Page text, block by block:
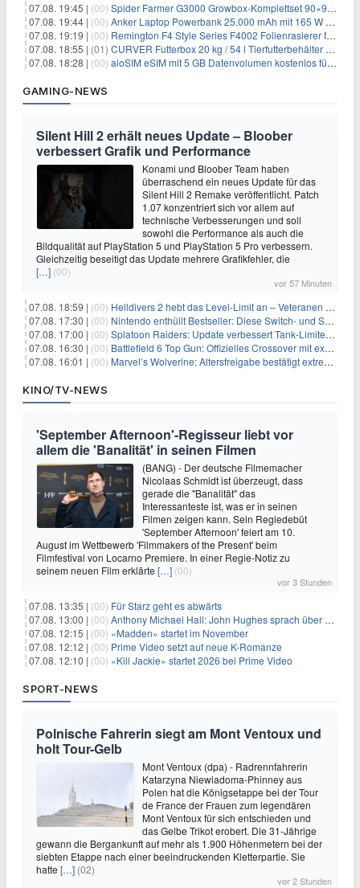
07.08. 19:45 | (00) Spider Farmer G3000 Growbox-Komplettset 90×90×180 cm für 379,99€
07.08. 19:44 | (00) Anker Laptop Powerbank 25.000 mAh mit 165 W refurbished für 58,39€
07.08. 19:19 | (00) Remington F4 Style Series F4002 Folienrasierer für 18,99€
07.08. 18:55 | (01) CURVER Futterbox 20 kg / 54 l Tierfutterbehälter mit Rollen für 19,99€
07.08. 18:28 | (00) aloSIM eSIM mit 5 GB Datenvolumen kostenlos für Windscribe-Pro-Nutzer
GAMING-NEWS
Silent Hill 2 erhält neues Update – Bloober
verbessert Grafik und Performance
Konami und Bloober Team haben
überraschend ein neues Update für das
Silent Hill 2 Remake veröffentlicht. Patch
1.07 konzentriert sich vor allem auf
technische Verbesserungen und soll
sowohl die Performance als auch die
Bildqualität auf PlayStation 5 und PlayStation 5 Pro verbessern.
Gleichzeitig beseitigt das Update mehrere Grafikfehler, die
[…] (00)
vor 57 Minuten
07.08. 18:59 | (00) Helldivers 2 hebt das Level-Limit an – Veteranen können endlich weiter aufsteigen
07.08. 17:30 | (00) Nintendo enthüllt Bestseller: Diese Switch- und Switch-2-Spiele verkaufen sich am besten
07.08. 17:00 | (00) Splatoon Raiders: Update verbessert Tank-Limiter und behebt Bugs
07.08. 16:30 | (00) Battlefield 6 Top Gun: Offizielles Crossover mit exklusiven Inhalten angekündigt
07.08. 16:01 | (00) Marvel’s Wolverine: Altersfreigabe bestätigt extreme Gewalt und düstere Szenen
KINO/TV-NEWS
'September Afternoon'-Regisseur liebt vor
allem die 'Banalität' in seinen Filmen
(BANG) - Der deutsche Filmemacher
Nicolaas Schmidt ist überzeugt, dass
gerade die "Banalität" das
Interessanteste ist, was er in seinen
Filmen zeigen kann. Sein Regiedebüt
'September Afternoon' feiert am 10.
August im Wettbewerb 'Filmmakers of the Present' beim
Filmfestival von Locarno Premiere. In einer Regie-Notiz zu
seinem neuen Film erklärte […] (00)
vor 3 Stunden
07.08. 13:35 | (00) Für Starz geht es abwärts
07.08. 13:00 | (00) Anthony Michael Hall: John Hughes sprach über eine Fortsetzung von 'The Breakfast Club'
07.08. 12:15 | (00) «Madden» startet im November
07.08. 12:12 | (00) Prime Video setzt auf neue K-Romanze
07.08. 12:10 | (00) «Kill Jackie» startet 2026 bei Prime Video
SPORT-NEWS
Polnische Fahrerin siegt am Mont Ventoux und
holt Tour-Gelb
Mont Ventoux (dpa) - Radrennfahrerin
Katarzyna Niewiadoma-Phinney aus
Polen hat die Königsetappe bei der Tour
de France der Frauen zum legendären
Mont Ventoux für sich entschieden und
das Gelbe Trikot erobert. Die 31-Jährige
gewann die Bergankunft auf mehr als 1.900 Höhenmetern bei der
siebten Etappe nach einer beeindruckenden Kletterpartie. Sie
hatte […] (02)
vor 2 Stunden